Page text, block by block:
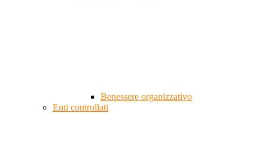
Benessere organizzativo
Enti controllati